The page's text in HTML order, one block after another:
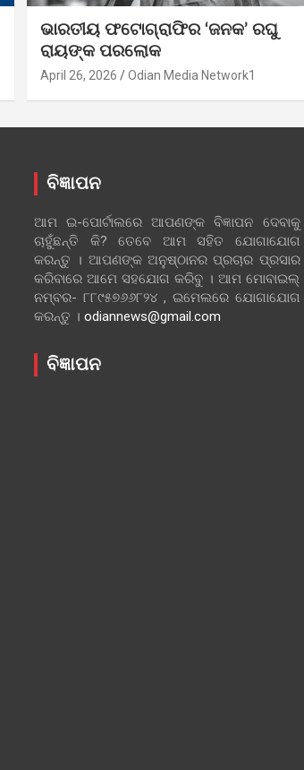
ଭାରତୀୟ ଫଟୋଗ୍ରାଫିର ‘ଜନକ’ ରଘୁ
ରାୟଙ୍କ ପରଲୋକ
April 26, 2026 Odian Media Network1
ବିଜ୍ଞାପନ
ଆମ ଇ-ପୋର୍ଟାଲରେ ଆପଣଙ୍କ ବିଜ୍ଞାପନ ଦେବାକୁ
ଚାହୁଁଛନ୍ତି କି? ତେବେ ଆମ ସହିତ ଯୋଗାଯୋଗ
କରନ୍ତୁ । ଆପଣଙ୍କ ଅନୁଷ୍ଠାନର ପ୍ରଚାର ପ୍ରସାର
କରିବାରେ ଆମେ ସହଯୋଗ କରିବୁ । ଆମ ମୋବାଇଲ୍
ନମ୍ବର- ୮୮୯୫୭୬୬୮୨୪ , ଇମେଲରେ ଯୋଗାଯୋଗ
କରନ୍ତୁ । odiannews@gmail.com
ବିଜ୍ଞାପନ